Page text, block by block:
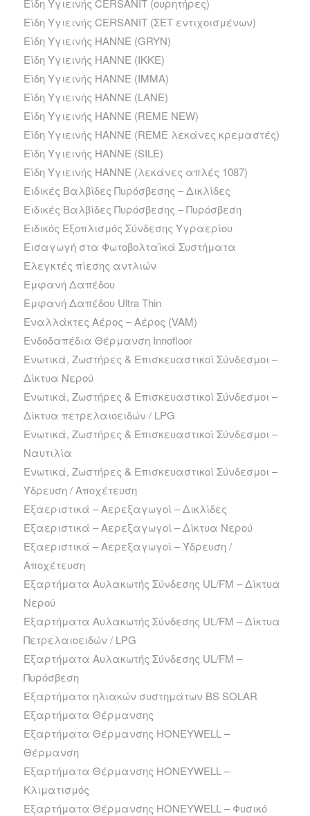
Είδη Υγιεινής CERSANIT (ΣΕΤ εντιχοισμένων)
Είδη Υγιεινής HANNE (GRYN)
Είδη Υγιεινής HANNE (IKKE)
Είδη Υγιεινής HANNE (IMMA)
Είδη Υγιεινής HANNE (LANE)
Είδη Υγιεινής HANNE (REME NEW)
Είδη Υγιεινής HANNE (REME λεκάνες κρεμαστές)
Είδη Υγιεινής HANNE (SILE)
Είδη Υγιεινής HANNE (λεκάνες απλές 1087)
Ειδικές Βαλβίδες Πυρόσβεσης – Δικλίδες
Ειδικές Βαλβίδες Πυρόσβεσης – Πυρόσβεση
Ειδικός Εξοπλισμός Σύνδεσης Υγραερίου
Εισαγωγή στα Φωτοβολταϊκά Συστήματα
Ελεγκτές πίεσης αντλιών
Εμφανή Δαπέδου
Εμφανή Δαπέδου Ultra Thin
Εναλλάκτες Αέρος – Αέρος (VAM)
Ενδοδαπέδια Θέρμανση Innofloor
Ενωτικά, Ζωστήρες & Επισκευαστικοί Σύνδεσμοι –
Δίκτυα Νερού
Ενωτικά, Ζωστήρες & Επισκευαστικοί Σύνδεσμοι –
Δίκτυα πετρελαιοειδών / LPG
Ενωτικά, Ζωστήρες & Επισκευαστικοί Σύνδεσμοι –
Ναυτιλία
Ενωτικά, Ζωστήρες & Επισκευαστικοί Σύνδεσμοι –
Ύδρευση / Αποχέτευση
Εξαεριστικά – Αερεξαγωγοί – Δικλίδες
Εξαεριστικά – Αερεξαγωγοί – Δίκτυα Νερού
Εξαεριστικά – Αερεξαγωγοί – Ύδρευση /
Αποχέτευση
Εξαρτήματα Αυλακωτής Σύνδεσης UL/FM – Δίκτυα
Νερού
Εξαρτήματα Αυλακωτής Σύνδεσης UL/FM – Δίκτυα
Πετρελαιοειδών / LPG
Εξαρτήματα Αυλακωτής Σύνδεσης UL/FM –
Πυρόσβεση
Εξαρτήματα ηλιακών συστημάτων BS SOLAR
Εξαρτήματα Θέρμανσης
Εξαρτήματα Θέρμανσης HONEYWELL –
Θέρμανση
Εξαρτήματα Θέρμανσης HONEYWELL –
Κλιματισμός
Εξαρτήματα Θέρμανσης HONEYWELL – Φυσικό